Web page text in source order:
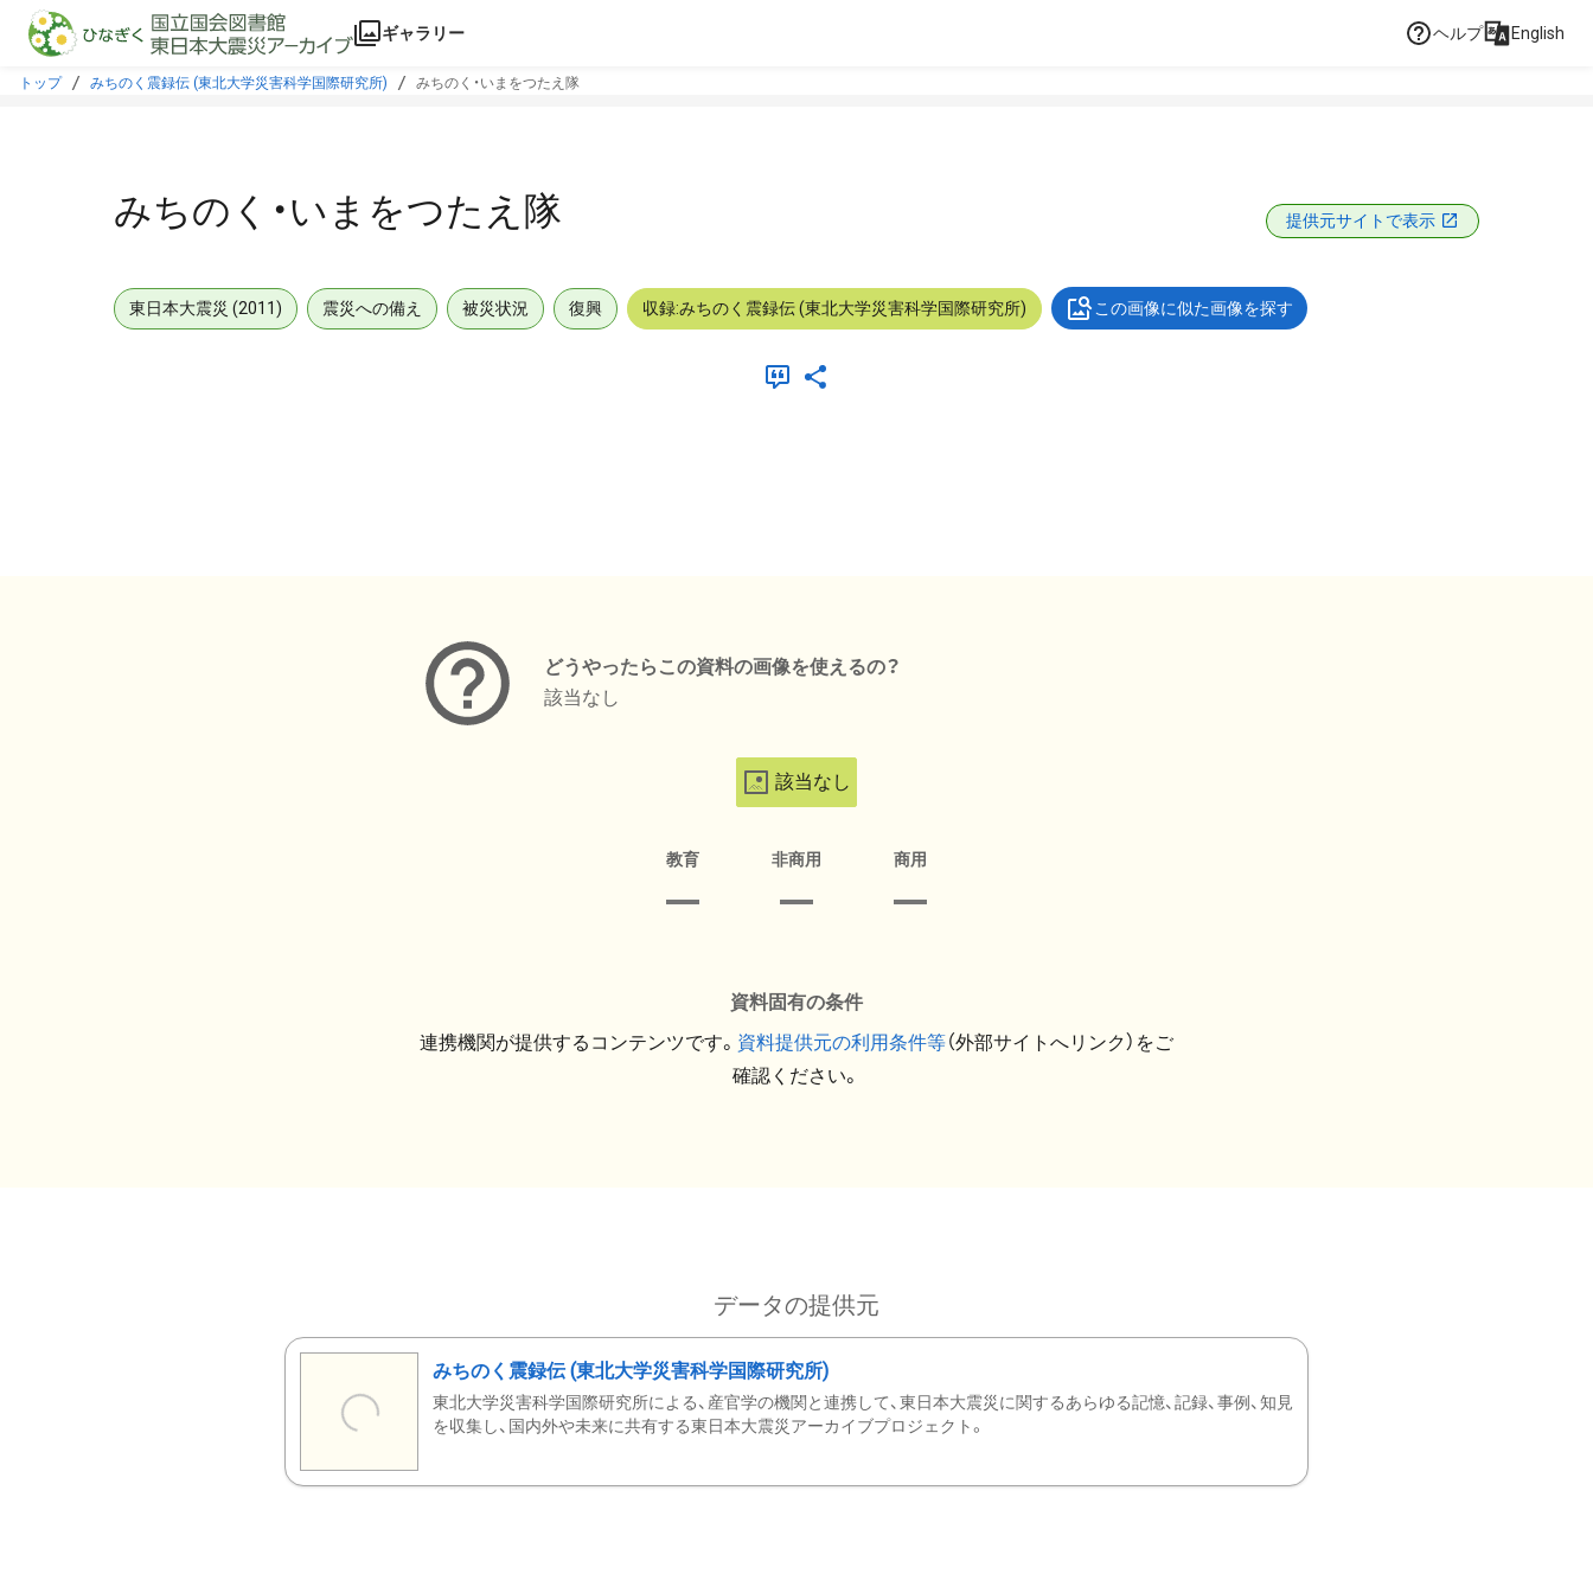
本文に飛ぶ
ギャラリー ヘルプ English
トップ みちのく震録伝 (東北大学災害科学国際研究所) みちのく・いまをつたえ隊
みちのく・いまをつたえ隊 提供元サイトで表示
東日本大震災 (2011) 震災への備え 被災状況 復興 収録:みちのく震録伝 (東北大学災害科学国際研究所) この画像に似た画像を探す
どうやったらこの資料の画像を使えるの？
該当なし
該当なし
教育 非商用 商用
資料固有の条件
連携機関が提供するコンテンツです。 資料提供元の利用条件等（外部サイトへリンク）をご
確認ください。
データの提供元
みちのく震録伝 (東北大学災害科学国際研究所)
東北大学災害科学国際研究所による、産官学の機関と連携して、東日本大震災に関するあらゆる記憶、記録、事例、知見
を収集し、国内外や未来に共有する東日本大震災アーカイブプロジェクト。